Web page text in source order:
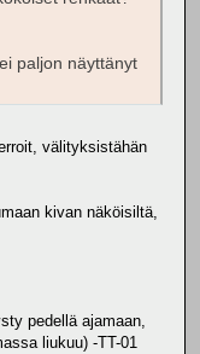
paljon näyttänyt
välityksistähän
kivan näköisiltä,
pedellä ajamaan,
liukuu) -TT-01